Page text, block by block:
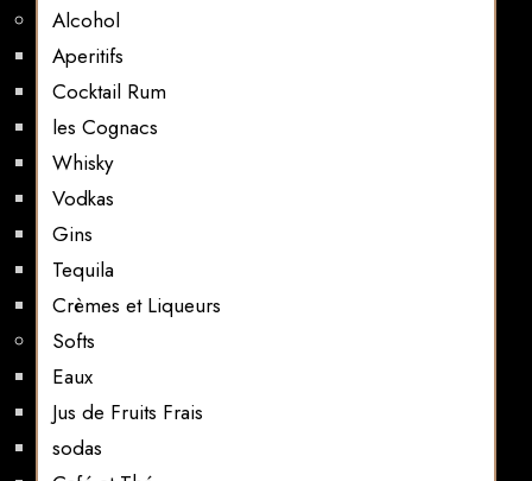
Alcohol
Aperitifs
Cocktail Rum
les Cognacs
Whisky
Vodkas
Gins
Tequila
Crèmes et Liqueurs
Softs
Eaux
Jus de Fruits Frais
sodas